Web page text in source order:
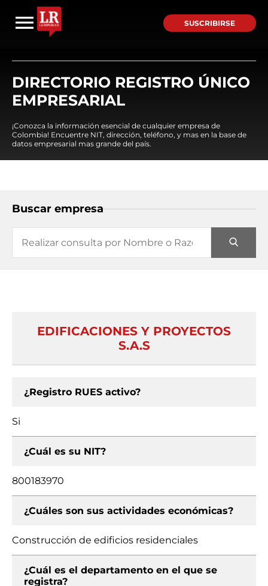
SUSCRIBIRSE
DIRECTORIO REGISTRO ÚNICO
EMPRESARIAL
¡Conozca la información esencial de cualquier empresa de
Colombia! Encuentre NIT, dirección, teléfono, y mas en la base de
datos empresarial mas grande del país.
Buscar empresa
EDIFICACIONES Y PROYECTOS
S.A.S
¿Registro RUES activo?
Si
¿Cuál es su NIT?
800183970
¿Cuáles son sus actividades económicas?
Construcción de edificios residenciales
¿Cuál es el departamento en el que se
registra?